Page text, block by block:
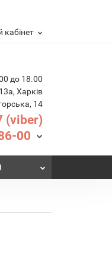
кабінет
до 18.00
Харків
14
(viber)
00